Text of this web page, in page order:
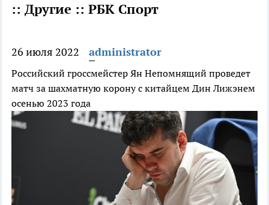
:: Другие :: РБК Спорт
26 июля 2022 administrator
Российский гроссмейстер Ян Непомнящий проведет
матч за шахматную корону с китайцем Дин Лижэнем
осенью 2023 года